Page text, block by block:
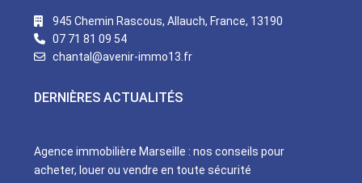
945 Chemin Rascous, Allauch, France, 13190
07 71 81 09 54
chantal@avenir-immo13.fr
DERNIÈRES ACTUALITÉS
Agence immobilière Marseille : nos conseils pour
acheter, louer ou vendre en toute sécurité